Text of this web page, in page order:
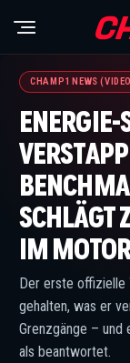
CHAMP1 NEWS
ENERGIE-
SCHLÄGT
IM
Der erste offizielle
gehalten, was er
Grenzgänge –
als beantwortet.